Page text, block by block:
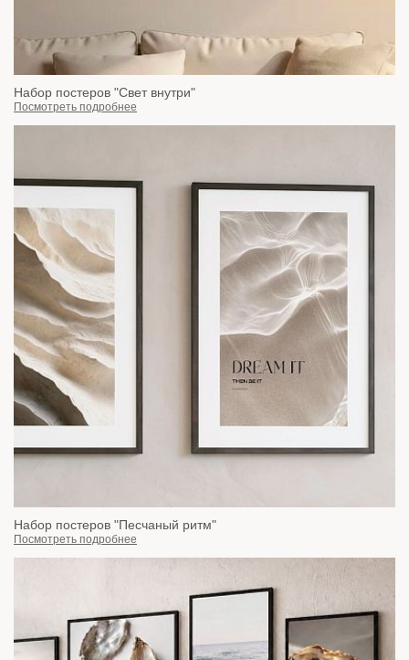
Набор постеров "Свет внутри"
Посмотреть подробнее
Набор постеров "Песчаный ритм"
Посмотреть подробнее